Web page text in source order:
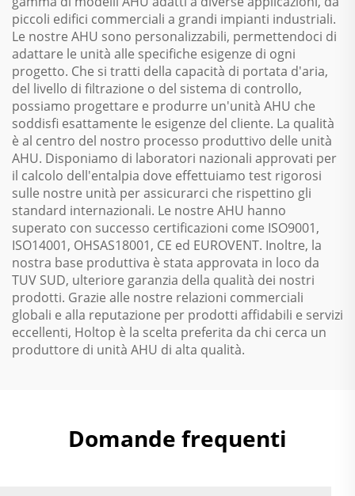
piccoli edifici commerciali a grandi impianti industriali.
Le nostre AHU sono personalizzabili, permettendoci di
adattare le unità alle specifiche esigenze di ogni
progetto. Che si tratti della capacità di portata d'aria,
del livello di filtrazione o del sistema di controllo,
possiamo progettare e produrre un'unità AHU che
soddisfi esattamente le esigenze del cliente. La qualità
è al centro del nostro processo produttivo delle unità
AHU. Disponiamo di laboratori nazionali approvati per
il calcolo dell'entalpia dove effettuiamo test rigorosi
sulle nostre unità per assicurarci che rispettino gli
standard internazionali. Le nostre AHU hanno
superato con successo certificazioni come ISO9001,
ISO14001, OHSAS18001, CE ed EUROVENT. Inoltre, la
nostra base produttiva è stata approvata in loco da
TUV SUD, ulteriore garanzia della qualità dei nostri
prodotti. Grazie alle nostre relazioni commerciali
globali e alla reputazione per prodotti affidabili e servizi
eccellenti, Holtop è la scelta preferita da chi cerca un
produttore di unità AHU di alta qualità.
Domande frequenti